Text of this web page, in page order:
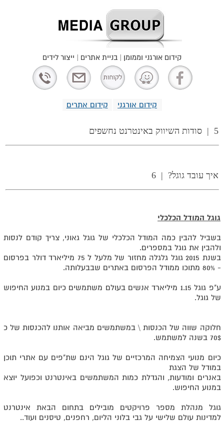
קידום אורגני קידום אתרים
קידום אורגני וממומן | בניית אתרים | ייצור לידים
גוגל המודל הכלכלי
בשביל להבין כמה המודל הכלכלי של גוגל גאוני, צריך קודם לנסות
ולהבין את גוגל במספרים.
בשנת 2015 גוגל גלגלה מחזור של מלעל ל 75 מיליארד דולר בפרסום
- 80% מתוכו ממודל הפרסום באתרים שבבעלותה.
ע"פ גוגל 1.15 מיליארד אנשים בעולם משתמשים כיום במנוע החיפוש
של גוגל.
חלוקה שווה של הכנסות \ במשתמשים מביאה אותנו להכנסות של כ
70$ בשנה למשתמש.
כיום מנועי הצמיחה המרכזיים של גוגל הינם שת"פים עם אתרי תוכן
במודל של הצגת
באנרים ומודעות, והגדלת כמות המשתמשים באינטרנט וכפועל יוצא
במנוע החיפוש.
גוגל מנהלת מספר פרויקטים מובילים בתחום הבאת אינטרנט
למדינות עולם שלישי על גבי בלוני הליום, רחפנים, טיסנים ועוד..
5 | סודות השיווק באינטרנט נחשפים
איך עובד גוגל? | 6